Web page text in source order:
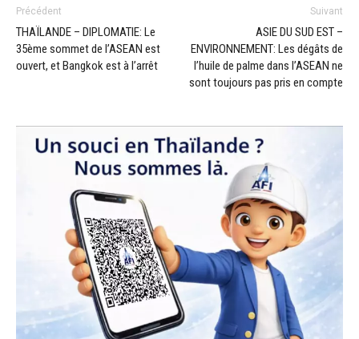
Précédent
THAÏLANDE – DIPLOMATIE: Le
35ème sommet de l’ASEAN est
ouvert, et Bangkok est à l’arrêt
Suivant
ASIE DU SUD EST –
ENVIRONNEMENT: Les dégâts de
l’huile de palme dans l’ASEAN ne
sont toujours pas pris en compte